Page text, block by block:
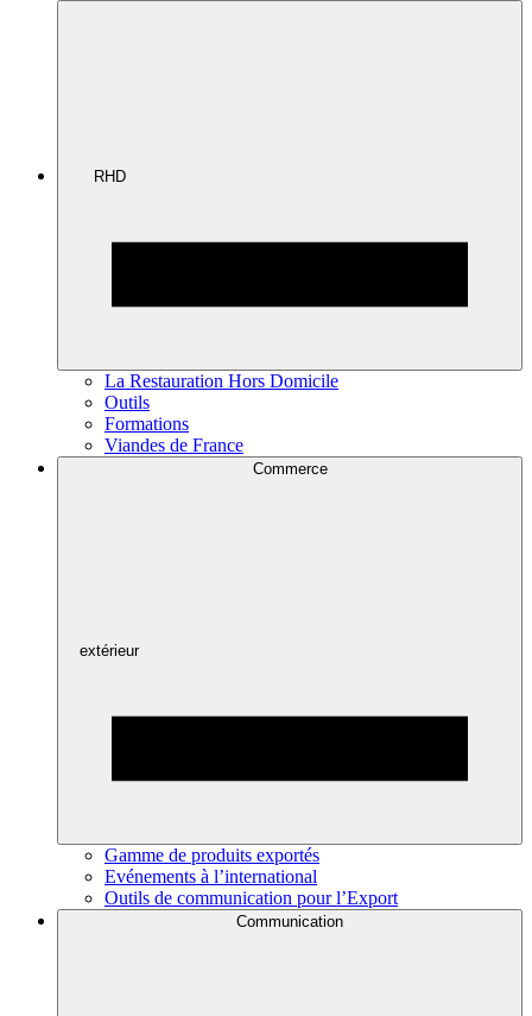
RHD
La Restauration Hors Domicile
Outils
Formations
Viandes de France
Commerce
extérieur
Gamme de produits exportés
Evénements à l’international
Outils de communication pour l’Export
Communication